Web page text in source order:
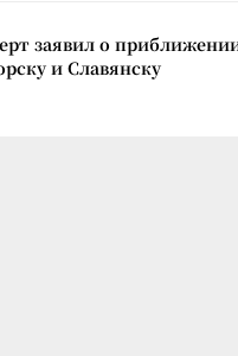
заявил о
и Славянску